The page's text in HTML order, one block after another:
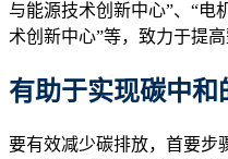
与能源技术创新中心”、“电
术创新中心”等，致力于提
有助于实现碳中和
要有效减少碳排放，首要步